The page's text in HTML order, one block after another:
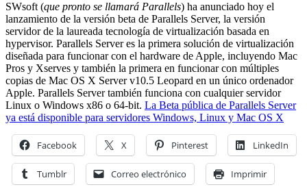
Beta
pública
de
Parallels
Server
ya
está
disponible
para
servidores
Linux
y
Mac
OS
SWsoft (que pronto se llamará Parallels) ha anunciado hoy el
lanzamiento de la versión beta de Parallels Server, la versión
servidor de la laureada tecnología de virtualización basada en
hypervisor. Parallels Server es la primera solución de virtualización
diseñada para funcionar con el hardware de Apple, incluyendo Mac
Pros y Xserves y también la primera en funcionar con múltiples
copias de Mac OS X Server v10.5 Leopard en un único ordenador
Apple. Parallels Server también funciona con cualquier servidor
Linux o Windows x86 o 64-bit. La Beta pública de Parallels Server
ya está disponible para servidores Windows, Linux y Mac OS X
Facebook X Pinterest LinkedIn
Tumblr Correo electrónico Imprimir